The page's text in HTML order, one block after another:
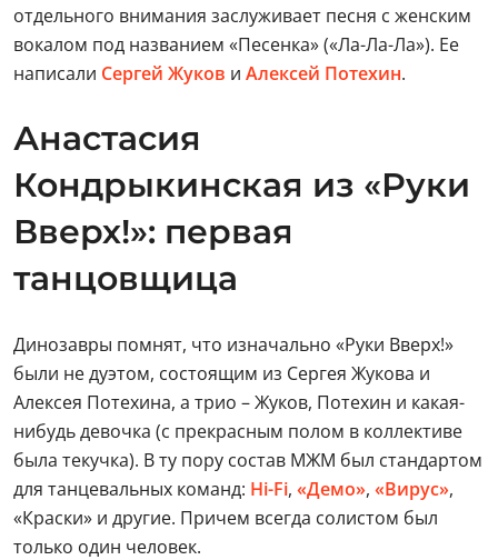
отдельного внимания заслуживает песня с женским
вокалом под названием «Песенка» («Ла-Ла-Ла»). Ее
написали Сергей Жуков и Алексей Потехин.
Анастасия
Кондрыкинская из «Руки
Вверх!»: первая
танцовщица
Динозавры помнят, что изначально «Руки Вверх!»
были не дуэтом, состоящим из Сергея Жукова и
Алексея Потехина, а трио – Жуков, Потехин и какая-
нибудь девочка (с прекрасным полом в коллективе
была текучка). В ту пору состав МЖМ был стандартом
для танцевальных команд: Hi-Fi, «Демо», «Вирус»,
«Краски» и другие. Причем всегда солистом был
только один человек.